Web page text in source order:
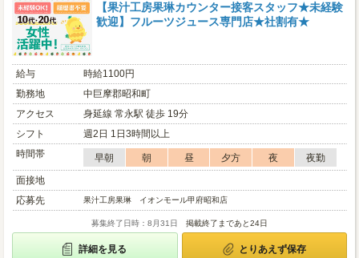
【果汁工房果琳カウンター接客スタッフ★未経験
歓迎】フルーツジュース専門店★社割有★
給与
時給1100円
勤務地
中巨摩郡昭和町
アクセス
身延線 常永駅 徒歩 19分
シフト
週2日 1日3時間以上
時間帯
早朝 朝 昼 夕方 夜
夜勤
面接地
応募先
果汁工房果琳 イオンモール甲府昭和店
募集終了日時：8月31日 掲載終了まであと24日
詳細を見る とりあえず保存